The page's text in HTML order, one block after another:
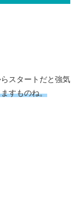
らスタートだと強気
すものね。